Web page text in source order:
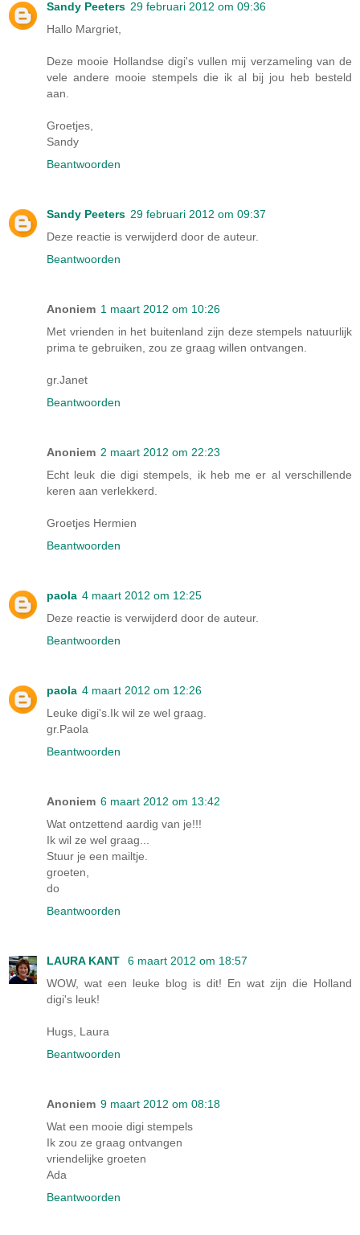
Sandy Peeters 29 februari 2012 om 09:36
Hallo Margriet,
Deze mooie Hollandse digi's vullen mij verzameling van de
vele andere mooie stempels die ik al bij jou heb besteld
aan.
Groetjes,
Sandy
Beantwoorden
Sandy Peeters 29 februari 2012 om 09:37
Deze reactie is verwijderd door de auteur.
Beantwoorden
Anoniem 1 maart 2012 om 10:26
Met vrienden in het buitenland zijn deze stempels natuurlijk
prima te gebruiken, zou ze graag willen ontvangen.
gr.Janet
Beantwoorden
Anoniem 2 maart 2012 om 22:23
Echt leuk die digi stempels, ik heb me er al verschillende
keren aan verlekkerd.
Groetjes Hermien
Beantwoorden
paola 4 maart 2012 om 12:25
Deze reactie is verwijderd door de auteur.
Beantwoorden
paola 4 maart 2012 om 12:26
Leuke digi's.Ik wil ze wel graag.
gr.Paola
Beantwoorden
Anoniem 6 maart 2012 om 13:42
Wat ontzettend aardig van je!!!
Ik wil ze wel graag...
Stuur je een mailtje.
groeten,
do
Beantwoorden
LAURA KANT
6 maart 2012 om 18:57
WOW, wat een leuke blog is dit! En wat zijn die Holland
digi's leuk!
Hugs, Laura
Beantwoorden
Anoniem 9 maart 2012 om 08:18
Wat een mooie digi stempels
Ik zou ze graag ontvangen
vriendelijke groeten
Ada
Beantwoorden